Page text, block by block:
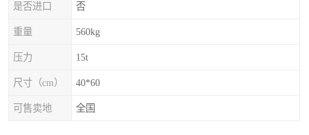
是否进口 否
重量 560kg
压力 15t
尺寸（cm） 40*60
可售卖地 全国